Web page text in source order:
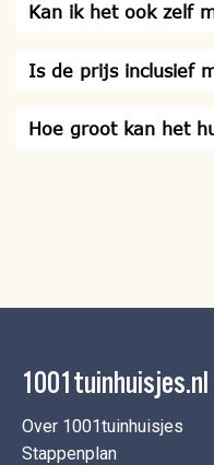
Kan ik het ook zelf
Is de prijs inclusief
Hoe groot kan het
1001tuinhuisjes.nl
Over 1001tuinhuisjes
Stappenplan